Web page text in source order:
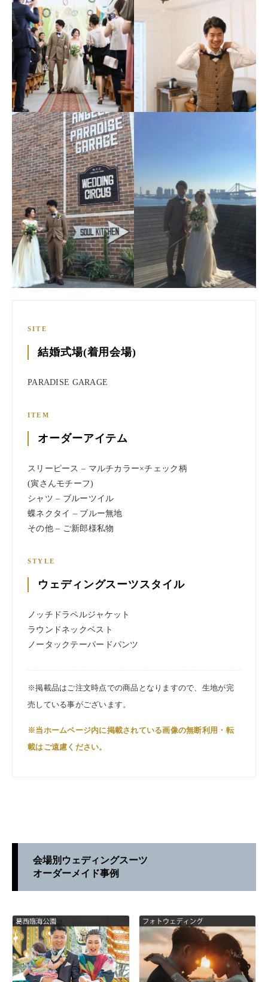
SITE
結婚式場(着用会場)
PARADISE GARAGE
ITEM
オーダーアイテム
スリーピース – マルチカラー×チェック柄
(寅さんモチーフ)
シャツ – ブルーツイル
蝶ネクタイ – ブルー無地
その他 – ご新郎様私物
STYLE
ウェディングスーツスタイル
ノッチドラペルジャケット
ラウンドネックベスト
ノータックテーパードパンツ
※掲載品はご注文時点での商品となりますので、生地が完
売している事がございます。
※当ホームページ内に掲載されている画像の無断利用・転
載はご遠慮ください。
会場別ウェディングスーツ
オーダーメイド事例